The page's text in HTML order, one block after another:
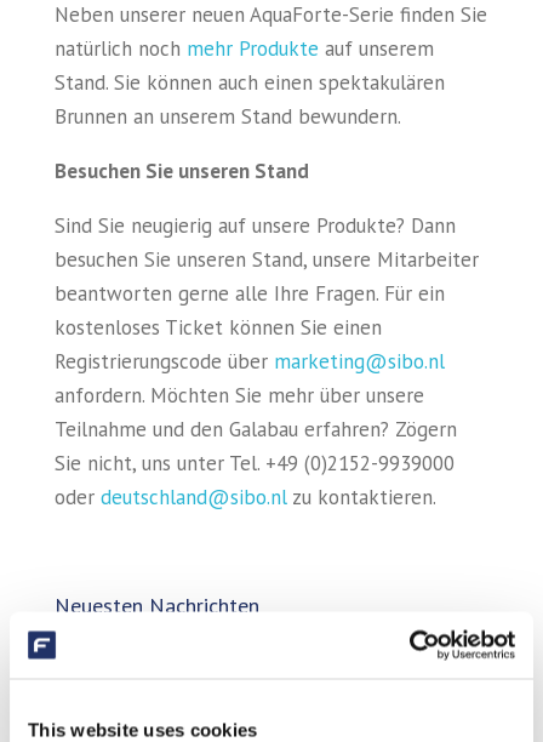
This website uses cookies
Neben unserer neuen AquaForte-Serie finden Sie
natürlich noch mehr Produkte auf unserem
Stand. Sie können auch einen spektakulären
Brunnen an unserem Stand bewundern.
Besuchen Sie unseren Stand
Sind Sie neugierig auf unsere Produkte? Dann
besuchen Sie unseren Stand, unsere Mitarbeiter
beantworten gerne alle Ihre Fragen. Für ein
kostenloses Ticket können Sie einen
Registrierungscode über marketing@sibo.nl
anfordern. Möchten Sie mehr über unsere
Teilnahme und den Galabau erfahren? Zögern
Sie nicht, uns unter Tel. +49 (0)2152-9939000
oder deutschland@sibo.nlzu kontaktieren.
Neuesten Nachrichten
GaLaBau 2018